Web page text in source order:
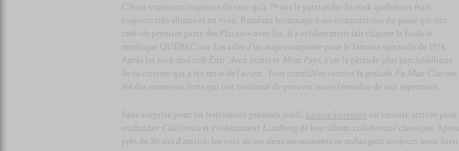
C’était vraiment inspirant de voir qu’à 79 ans le patriarche du rock québécois était
toujours très allumé et en voix. Rendant hommage à ses compatriotes du passé qui ont
créé «le premier party des Plaines» avec lui, il a évidemment fait chanter la foule le
mythique QUÉBEC sur Les ailes d’un angecomposée pour le fameux spectacle de 1974.
Après les rock and roll Entr’ deux jointset Mon Pays, c’est la période plus psychédélique
de sa carrière qui a été mise de l’avant. Tout écartilléet surtout la géniale Fu Man Chuont
été des moments forts qui ont continué de prouver toute l’étendue de son répertoire.
Sans surprise pour les festivaliers présents jeudi, Louise Forestierest ensuite arrivée pour
enchaîner Californiaet évidemment Lindbergde leur album collaboratif classique. Après
près de 50 ans d’amitié, les voix de ces deux monuments se mélangent toujours aussi bien